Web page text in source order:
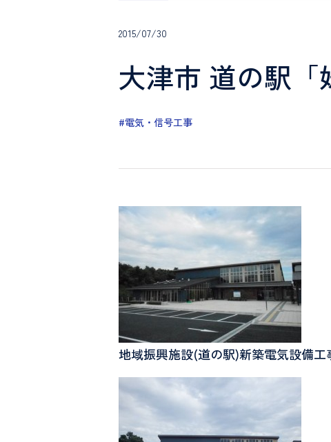
2015/07/30
大津市 道の駅「
#電気・信号工事
地域振興施設(道の駅)新築電気設備